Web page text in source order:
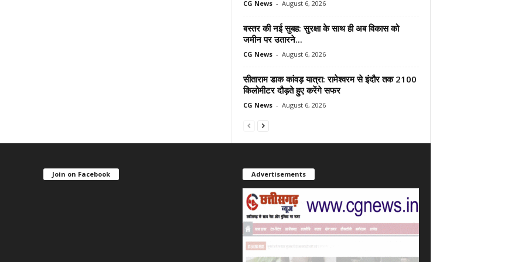
CG News - August 6, 2026
बस्तर की नई सुबह: सुरक्षा के साथ ही अब विकास को
जमीन पर उतारने...
CG News - August 6, 2026
सीताराम डाक कांवड़ यात्रा: रामेश्वरम से इंदौर तक 2100
किलोमीटर दौड़ते हुए करेंगे सफर
CG News - August 6, 2026
Join on Facebook Advertisements